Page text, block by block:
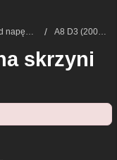
Układ napędowy i skrzynie biegów A8 D3 (2002 - 2009)
skrzyni